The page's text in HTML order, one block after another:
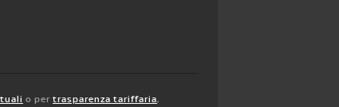
o per trasparenza tariffaria,